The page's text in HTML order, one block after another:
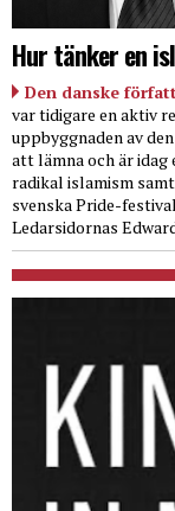
Hur tänker en
Den danske
var tidigare en aktiv
uppbyggnaden av
att lämna och är idag
radikal islamism
svenska Pride-
Ledarsidornas